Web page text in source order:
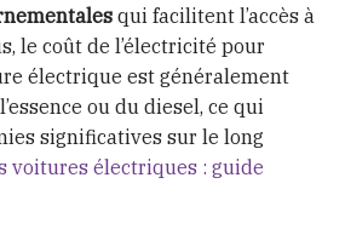
qui facilitent l’accès à
le coût de l’électricité pour
électrique est généralement
ou du diesel, ce qui
significatives sur le long
voitures électriques : guide